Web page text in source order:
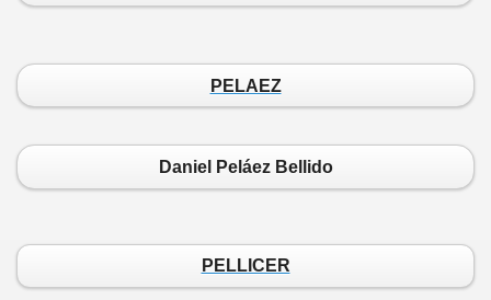
PELAEZ
Daniel Peláez Bellido
PELLICER